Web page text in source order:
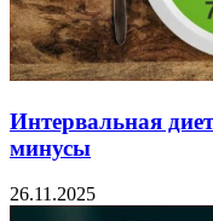
Интервальная
минусы
26.11.2025